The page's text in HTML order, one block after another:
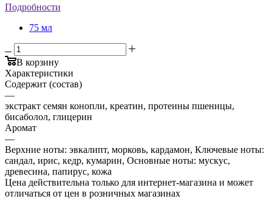
Подробности
75 мл
В корзину
Характеристики
Содержит (состав)
—
экстракт семян конопли, креатин, протеины пшеницы,
бисаболол, глицерин
Аромат
—
Верхние ноты: эвкалипт, морковь, кардамон, Ключевые ноты:
сандал, ирис, кедр, кумарин, Основные ноты: мускус,
древесина, папирус, кожа
Цена действительна только для интернет-магазина и может
отличаться от цен в розничных магазинах